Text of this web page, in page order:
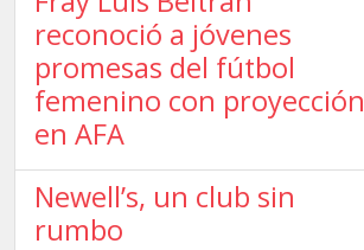
reconoció a jóvenes
promesas del fútbol
femenino con proyección
en AFA
Newell’s, un club sin
rumbo